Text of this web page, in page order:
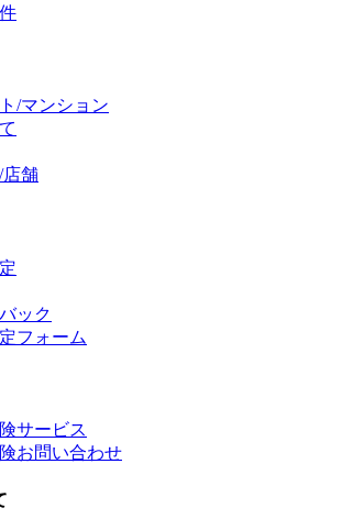
/マンション
舗
ック
フォーム
サービス
お問い合わせ